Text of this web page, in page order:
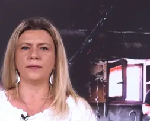
Pokretanje videa...